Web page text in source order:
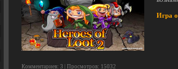
Игра
Комментариев: 3 | Просмотров: 15032